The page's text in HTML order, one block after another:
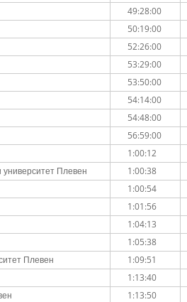
49:28:00
50:19:00
52:26:00
53:29:00
53:50:00
54:14:00
54:48:00
56:59:00
1:00:12
Плевен 1:00:38
1:00:54
1:01:56
1:04:13
1:05:38
Плевен 1:09:51
1:13:40
1:13:50